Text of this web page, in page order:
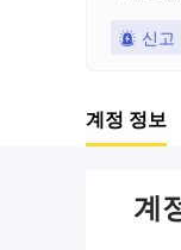
손절매
않고, 손
켜 의도
이메일
구매하
신고
계정 정보
계